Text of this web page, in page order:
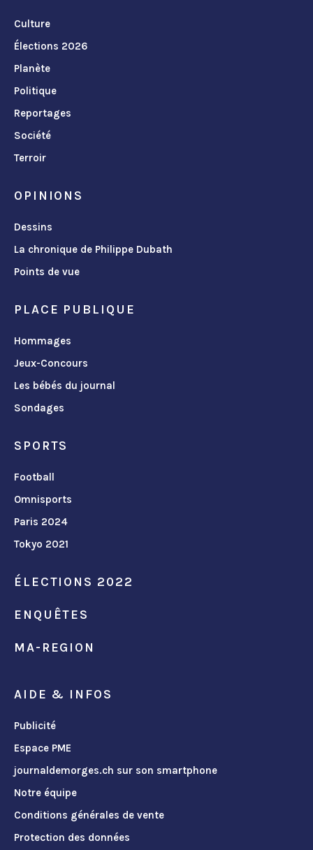
Culture
Élections 2026
Planète
Politique
Reportages
Société
Terroir
OPINIONS
Dessins
La chronique de Philippe Dubath
Points de vue
PLACE PUBLIQUE
Hommages
Jeux-Concours
Les bébés du journal
Sondages
SPORTS
Football
Omnisports
Paris 2024
Tokyo 2021
ÉLECTIONS 2022
ENQUÊTES
MA-REGION
AIDE & INFOS
Publicité
Espace PME
journaldemorges.ch sur son smartphone
Notre équipe
Conditions générales de vente
Protection des données